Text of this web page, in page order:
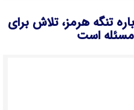
تنگه هرمز، تلاش برای
است